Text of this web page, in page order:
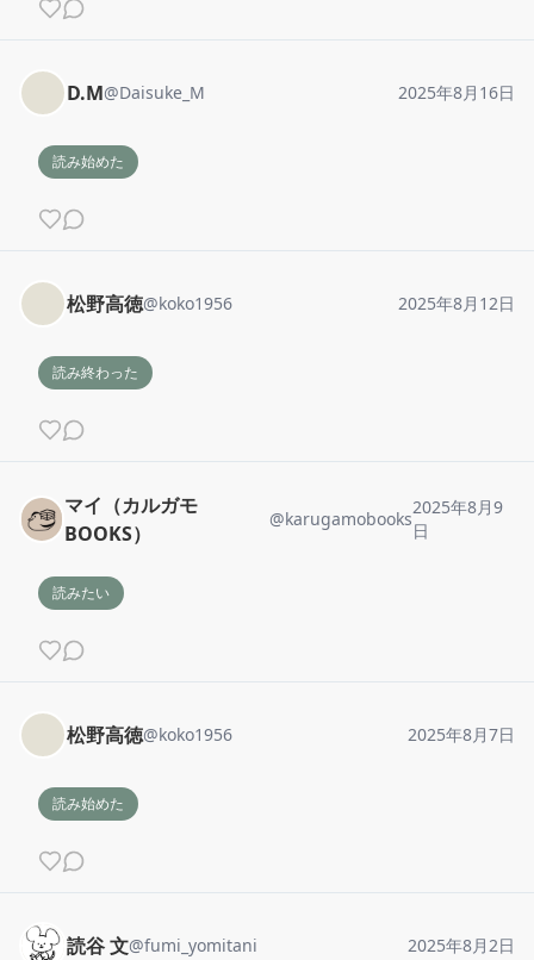
D.M@Daisuke_M 2025年8月16日
読み始めた
松野高徳@koko1956 2025年8月12日
読み終わった
マイ（カルガモ
BOOKS）
@karugamobooks
2025年8月9
日
読みたい
松野高徳@koko1956 2025年8月7日
読み始めた
読谷 文@fumi_yomitani 2025年8月2日